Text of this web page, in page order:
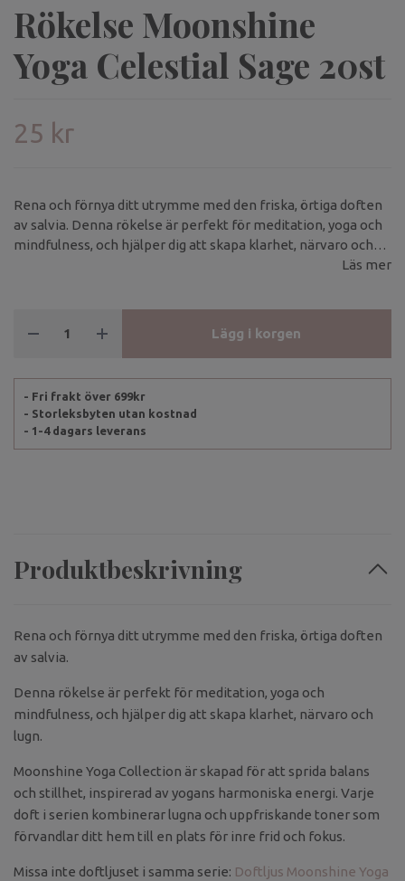
Rökelse Moonshine
Yoga Celestial Sage 20st
25 kr
Rena och förnya ditt utrymme med den friska, örtiga doften
av salvia. Denna rökelse är perfekt för meditation, yoga och
mindfulness, och hjälper dig att skapa klarhet, närvaro och
Läs mer
Lägg i korgen
- Fri frakt över 699kr
- Storleksbyten utan kostnad
- 1-4 dagars leverans
Produktbeskrivning
Rena och förnya ditt utrymme med den friska, örtiga doften
av salvia.
Denna rökelse är perfekt för meditation, yoga och
mindfulness, och hjälper dig att skapa klarhet, närvaro och
lugn.
Moonshine Yoga Collection är skapad för att sprida balans
och stillhet, inspirerad av yogans harmoniska energi. Varje
doft i serien kombinerar lugna och uppfriskande toner som
förvandlar ditt hem till en plats för inre frid och fokus.
Missa inte doftljuset i samma serie: Doftljus Moonshine Yoga